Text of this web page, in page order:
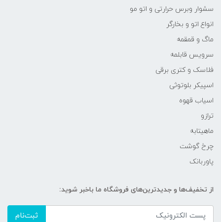
سشوار وبرس حرارتی و اتو مو
انواع اتو و بخارگر
ماگ و قمقمه
سرویس قابلمه
فلاسک و کتری برقی
اسپیکر بلوتوثی
اسیاب قهوه
ترازو
ماهیتابه
چرخ گوشت
پاوربانک
از تخفیف‌ها و جدیدترین‌های فروشگاه ما باخبر شوید:
ثبت‌نام